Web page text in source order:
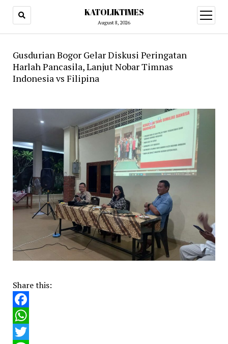
KATOLIKTIMES
August 8, 2026
open
menu
Gusdurian Bogor Gelar Diskusi Peringatan
Harlah Pancasila, Lanjut Nobar Timnas
Indonesia vs Filipina
Share this:
Facebook
WhatsApp